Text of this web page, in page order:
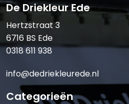
De Driekleur Ede
Hertzstraat 3
6716 BS Ede
0318 611 938
info@dedriekleurede.nl
Categorieën